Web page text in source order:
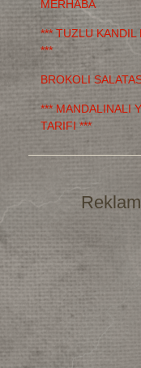
MERHABA
*** TUZLU KANDIL
***
BROKOLI
*** MANDALINALI
TARIFI ***